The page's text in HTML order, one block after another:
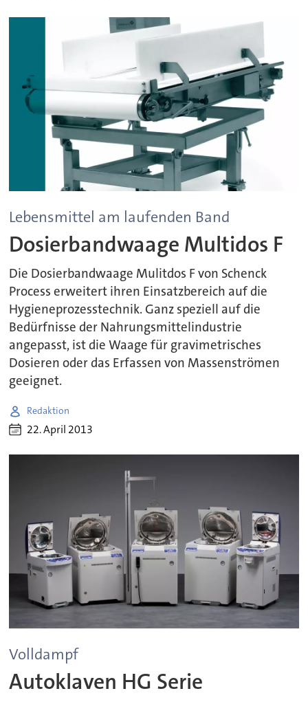
Lebensmittel am laufenden Band
Dosierbandwaage Multidos F
Die Dosierbandwaage Mulitdos F von Schenck
Process erweitert ihren Einsatzbereich auf die
Hygieneprozesstechnik. Ganz speziell auf die
Bedürfnisse der Nahrungsmittelindustrie
angepasst, ist die Waage für gravimetrisches
Dosieren oder das Erfassen von Massenströmen
geeignet.
Redaktion
22. April 2013
Volldampf
Autoklaven HG Serie